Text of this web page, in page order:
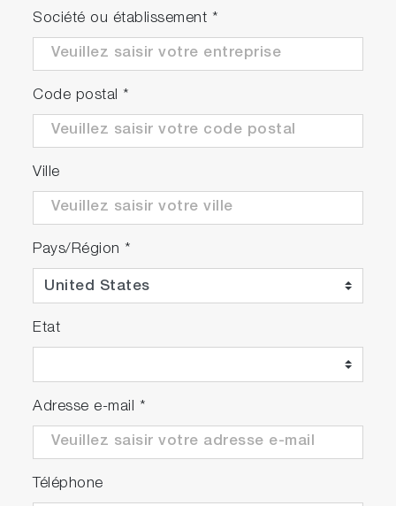
Société ou établissement *
Code postal *
Ville
Pays/Région *
Etat
Adresse e-mail *
Téléphone